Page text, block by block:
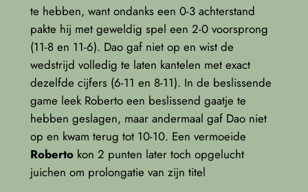
te hebben, want ondanks een 0-3 achterstand
pakte hij met geweldig spel een 2-0 voorsprong
(11-8 en 11-6). Dao gaf niet op en wist de
wedstrijd volledig te laten kantelen met exact
dezelfde cijfers (6-11 en 8-11). In de beslissende
game leek Roberto een beslissend gaatje te
hebben geslagen, maar andermaal gaf Dao niet
op en kwam terug tot 10-10. Een vermoeide
Robertokon 2 punten later toch opgelucht
juichen om prolongatie van zijn titel